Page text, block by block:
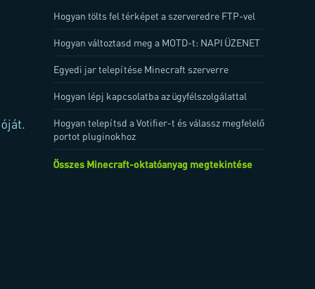
Hogyan tölts fel térképet a szerveredre FTP-vel
Hogyan változtasd meg a MOTD-t: NAPI ÜZENET
Egyedi jar telepítése Minecraft szerverre
Hogyan lépj kapcsolatba az ügyfélszolgálattal
Hogyan telepítsd a Votifier-t és válassz megfelelő
portot pluginokhoz
Összes Minecraft-oktatóanyag megtekintése